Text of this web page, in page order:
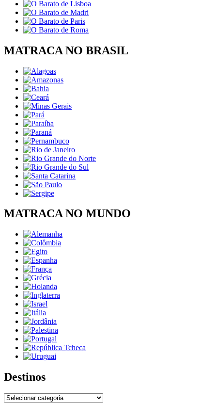
MATRACA NO BRASIL
MATRACA NO MUNDO
Destinos
Destinos